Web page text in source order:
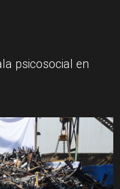
psicosocial en